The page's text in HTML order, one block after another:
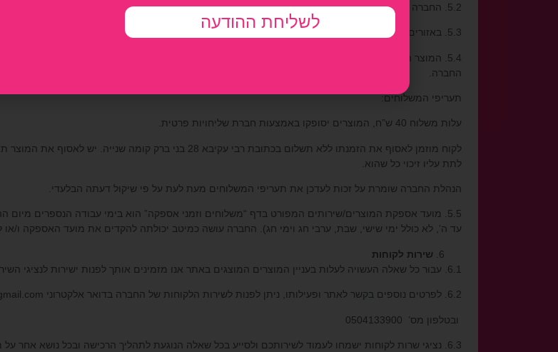
5.2. החברה אינה אחראית לכל איחור או עיכוב באספקה ו/או לאי-אספקה שנגרם כתוצאה מכוח עליון ו/או מאירועים שאינם בשליטתם של החברה לרבות שביתות, השבתות וכיוצ”ב.
5.3. באזורים המוגבלים לגישה מבחינה ביטחונית החברה תהיה רשאית להעמיד את המוצרים ללקוחות במקום סמוך מקובל, אשר יתואם עמם מראש.
5.4. המוצר הנרכש יסופק באמצעות חברת שילוח בזמני האספקה הרשומים בדף “משלוחים ותנאי אספקה”.
החברה.
תעריפי המשלוחים:
עלות משלוח 40 ש”ח, המוצרים יסופקו באמצעות חברת שליחויות פרטית.
לתת עליו זיכוי כל שהוא.
הנהלת החברה שומרת על זכות לעדכן את תעריפי המשלוחים מעת לעת על פי שיקול דעתה הבלעדי.
5.5. מועד אספקת המוצרים/שירותים המפורט בדף “משלוחים וזמני אספקה” הוא בימי עבודה הנספרים
עד ה’, לא כולל ימי שישי, שבת, ערבי חג וימי חג). החברה עושה כמיטב יכולתה להקדים את מועד האספקה ו/או
שירות לקוחות
6.1. עבור כל שאלה העשויה לעלות בעניין המוצרים המוצגים באתר אנו מזמינים אותך לפנות ישירות לנציגי השירות בחברה.
6.2. לפרטים נוספים בקשר לאתר ופעילותו, ניתן לפנות לשירות הלקוחות של החברה בדואר אלקטרוני
ובטלפון מס’ 0504133900
6.3. נציגי שרות לקוחות ישמחו לעמוד לשירותכם ולסייע בכל שאלה הנוגעת לתהליך הרכישה ובכל נושא
לשליחת ההודעה